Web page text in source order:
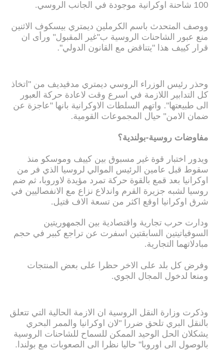
100 شاحنة اوكرانية موجودة في الجانب الروسي.
ووصف المتحدث باسم الكرملين ديمتري بيسكوف الاثنين
منع عبور الشاحنات الروسية ب"غير المقبول" ورأى ان
قرار كييف هذا "يتناقض مع القانون الدولي".
وحذر رئيس الوزراء الروسي ديمتري مدفيديف من "اتخاذ
كل التدابير اللازمة في اسرع وقت لاعادة حركة العبور
الى طبيعتها". واتهم السلطات الاوكرانية بانها "عاجزة عن
ضمان الامن" حيال المجموعات القومية.
مفاوضات روسية-بولندية؟
ويدور اختبار قوة غير مسبوق بين كييف وموسكو منذ
سقوط قبل عامين الرئيس الموالي لروسيا الذي فر من
اوكرانيا بعد قمع بالقوة حركة تمرد مؤيدة لاوروبا، ثم ضم
روسيا لشبه جزيرة القرم واندلاع نزاع مع الانفصاليين في
شرق اوكرانيا اوقع اكثر من تسعة الاف قتيل.
ودارت حرب تجارية واقتصادية بين الجمهوريتين
السوفياتيتين السابقتين اسفرت عن تراجع كبير في حجم
مبادلاتهما التجارية.
وفرض كل بلد على الاخر حظرا على بعض المنتجات
ومنعا لدخول المجال الجوي.
وذكرت وزارة النقل الروسية ان الازمة الحالية التي تتعلق
بالنقل البري تلحق ضررا "لان اوكرانيا والممر البحري
يشكلان الحل الوحيد الممكن للسماح للشاحنات الروسية
بالوصول الى اوروبا" حاليا نظرا الى الصعوبات مع بولندا.